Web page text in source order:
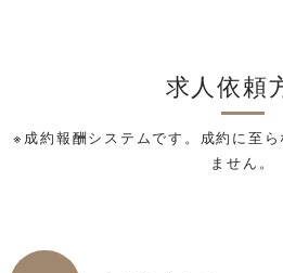
求人依頼
※成約報酬システムです。成約に至
ません。